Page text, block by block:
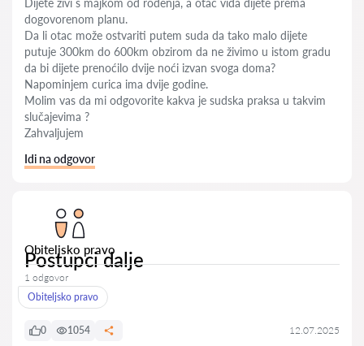
Dijete živi s majkom od rođenja, a otac viđa dijete prema
dogovorenom planu.
Da li otac može ostvariti putem suda da tako malo dijete
putuje 300km do 600km obzirom da ne živimo u istom gradu
da bi dijete prenoćilo dvije noći izvan svoga doma?
Napominjem curica ima dvije godine.
Molim vas da mi odgovorite kakva je sudska praksa u takvim
slučajevima ?
Zahvaljujem
Idi na odgovor
Obiteljsko pravo
Postupci dalje
1 odgovor
Obiteljsko pravo
0 1054 12.07.2025